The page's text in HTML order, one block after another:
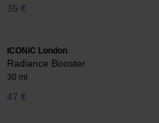
35 €
ICONIC London
Radiance Booster
30 ml
47 €